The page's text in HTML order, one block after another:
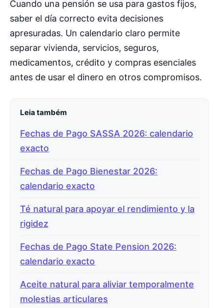
Cuando una pensión se usa para gastos fijos,
saber el día correcto evita decisiones
apresuradas. Un calendario claro permite
separar vivienda, servicios, seguros,
medicamentos, crédito y compras esenciales
antes de usar el dinero en otros compromisos.
Leia também
Fechas de Pago SASSA 2026: calendario
exacto
Fechas de Pago Bienestar 2026:
calendario exacto
Té natural para apoyar el rendimiento y la
rigidez
Fechas de Pago State Pension 2026:
calendario exacto
Aceite natural para aliviar temporalmente
molestias articulares